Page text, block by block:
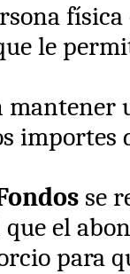
le
mantener
importes
se
el
para